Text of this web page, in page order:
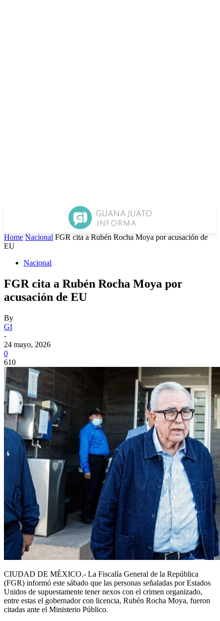
Home Nacional FGR cita a Rubén Rocha Moya por acusación de
EU
Nacional
FGR cita a Rubén Rocha Moya por
acusación de EU
By
GI
-
24 mayo, 2026
0
610
CIUDAD DE MÉXICO.- La Fiscalía General de la República
(FGR) informó este sábado que las personas señaladas por Estados
Unidos de supuestamente tener nexos con el crimen organizado,
entre estas el gobernador con licencia, Rubén Rocha Moya, fueron
citadas ante el Ministerio Público.